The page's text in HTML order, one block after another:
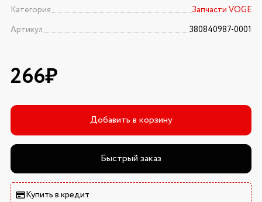
Категория
Запчасти VOGE
Артикул
380840987-0001
266₽
Добавить в корзину
Быстрый заказ
Купить в кредит